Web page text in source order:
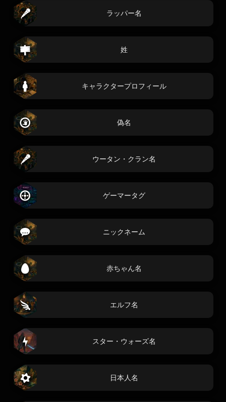
ラッパー名
姓
キャラクタープロフィール
偽名
ウータン・クラン名
ゲーマータグ
ニックネーム
赤ちゃん名
エルフ名
スター・ウォーズ名
日本人名